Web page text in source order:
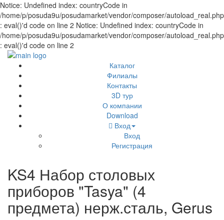
Notice: Undefined index: countryCode in
/home/p/posuda9u/posudamarket/vendor/composer/
: eval()'d code on line 2 Notice: Undefined index: countryCode in
/home/p/posuda9u/posudamarket/vendor/composer/
: eval()'d code on line 2
Каталог
Филиалы
Контакты
3D тур
О компании
Download
Вход
Вход
Регистрация
KS4 Набор столовых
приборов "Tasya" (4
предмета) нерж.сталь, Gerus